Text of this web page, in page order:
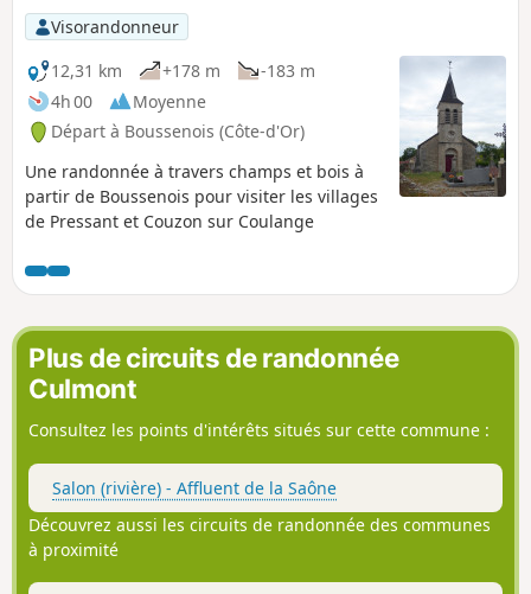
Visorandonneur
12,31 km
+178 m
-183 m
4h 00
Moyenne
Départ à Boussenois (Côte-d'Or)
Une randonnée à travers champs et bois à
partir de Boussenois pour visiter les villages
de Pressant et Couzon sur Coulange
Plus de circuits de randonnée
Culmont
Consultez les points d'intérêts situés sur cette commune :
Salon (rivière) - Affluent de la Saône
Découvrez aussi les circuits de randonnée des communes
à proximité